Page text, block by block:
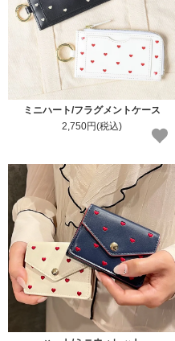
ミニハート/フラグメントケース
2,750円(税込)